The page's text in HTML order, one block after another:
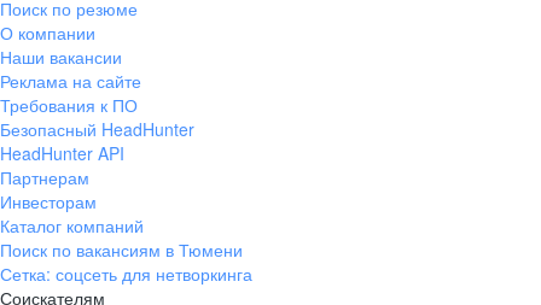
Поиск по резюме
О компании
Наши вакансии
Реклама на сайте
Требования к ПО
Безопасный HeadHunter
HeadHunter API
Партнерам
Инвесторам
Каталог компаний
Поиск по вакансиям в Тюмени
Сетка: соцсеть для нетворкинга
Соискателям